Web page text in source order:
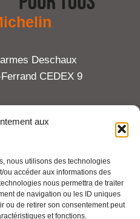
aux
nous utilisons des technologies
ou accéder aux informations des
nous permettra de traiter
de navigation ou les ID uniques
ou de retirer son consentement peut
et fonctions.
Deschaux
CEDEX 9
27 23 81
légales
plus loin :